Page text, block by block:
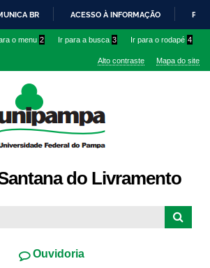
conteúdo
IR
O
BR ACESSO À INFORMAÇÃO
o menu 2 Ir para a busca 3 Ir para o rodapé 4
Alto contraste Mapa do site
do Livramento
Ouvidoria